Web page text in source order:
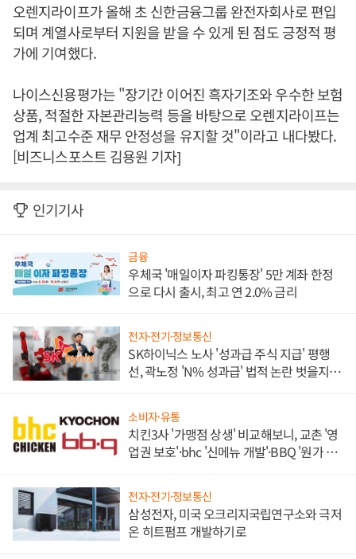
오렌지라이프가 올해 초 신한금융그룹 완전자회사로 편입
되며 계열사로부터 지원을 받을 수 있게 된 점도 긍정적 평
가에 기여했다.
나이스신용평가는 "장기간 이어진 흑자기조와 우수한 보험
상품, 적절한 자본관리능력 등을 바탕으로 오렌지라이프는
업계 최고수준 재무 안정성을 유지할 것"이라고 내다봤다.
[비즈니스포스트 김용원 기자]
인기기사
금융
우체국 '매일이자 파킹통장' 5만 계좌 한정
으로 다시 출시, 최고 연 2.0% 금리
전자·전기·정보통신
SK하이닉스 노사 '성과급 주식 지급' 평행
선, 곽노정 'N% 성과급' 법적 논란 벗을지 주
소비자·유통
치킨3사 '가맹점 상생' 비교해보니, 교촌 '영
업권 보호'·bhc '신메뉴 개발'·BBQ '원가 부
전자·전기·정보통신
삼성전자, 미국 오크리지국립연구소와 극저
온 히트펌프 개발하기로